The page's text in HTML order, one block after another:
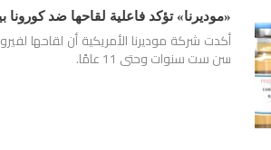
«موديرنا» تؤكد فاعلية لقاحها ضد كورونا بين الأطفال
أكدت شركة موديرنا الأمريكية أن لقاحها
سن ست سنوات وحتى 11 عامًا.